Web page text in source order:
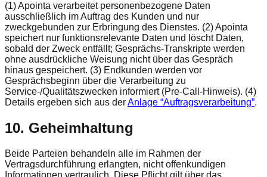
(1) Apointa verarbeitet personenbezogene Daten
ausschließlich im Auftrag des Kunden und nur
zweckgebunden zur Erbringung des Dienstes. (2) Apointa
speichert nur funktionsrelevante Daten und löscht Daten,
sobald der Zweck entfällt; Gesprächs-Transkripte werden
ohne ausdrückliche Weisung nicht über das Gespräch
hinaus gespeichert. (3) Endkunden werden vor
Gesprächsbeginn über die Verarbeitung zu
Service-/Qualitätszwecken informiert (Pre-Call-Hinweis). (4)
Details ergeben sich aus derAnlage “Auftragsverarbeitung”.
10. Geheimhaltung
Beide Parteien behandeln alle im Rahmen der
Vertragsdurchführung erlangten, nicht offenkundigen
Informationen vertraulich. Diese Pflicht gilt über das